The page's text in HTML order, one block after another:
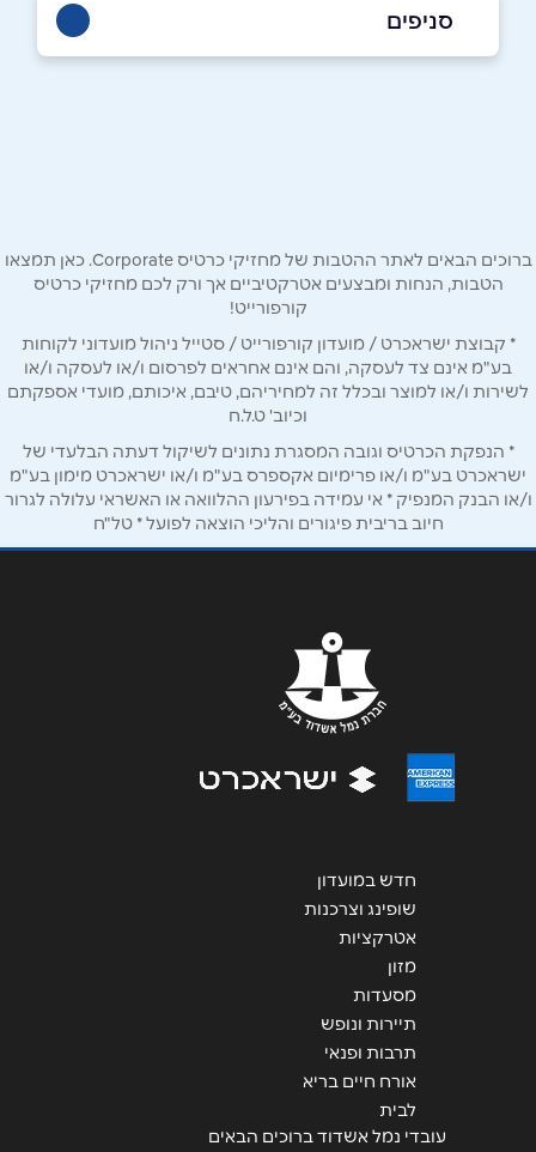
בפייסבוק
טלפון*
אנא חזרו אלי בקשר ל...
הודעה*
שליחה
סניפים
ברוכים הבאים לאתר ההטבות של מחזיקי כרטיס Corporate. כאן תמצאו
הטבות, הנחות ומבצעים אטרקטיביים אך ורק לכם מחזיקי כרטיס
קורפורייט!
* קבוצת ישראכרט / מועדון קורפורייט / סטייל ניהול מועדוני לקוחות
בע"מ אינם צד לעסקה, והם אינם אחראים לפרסום ו/או לעסקה ו/או
לשירות ו/או למוצר ובכלל זה למחיריהם, טיבם, איכותם, מועדי אספקתם
וכיוב' ט.ל.ח
* הנפקת הכרטיס וגובה המסגרת נתונים לשיקול דעתה הבלעדי של
ישראכרט בע"מ ו/או פרימיום אקספרס בע"מ ו/או ישראכרט מימון בע"מ
ו/או הבנק המנפיק * אי עמידה בפירעון ההלוואה או האשראי עלולה לגרור
חיוב בריבית פיגורים והליכי הוצאה לפועל * טל"ח
חדש במועדון
שופינג וצרכנות
אטרקציות
מזון
מסעדות
תיירות ונופש
תרבות ופנאי
אורח חיים בריא
לבית
עובדי נמל אשדוד ברוכים הבאים